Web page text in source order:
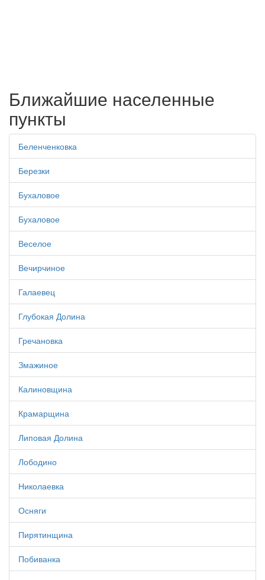
Ближайшие населенные
пункты
Беленченковка
Березки
Бухаловое
Бухаловое
Веселое
Вечирчиное
Галаевец
Глубокая Долина
Гречановка
Змажиное
Калиновщина
Крамарщина
Липовая Долина
Лободино
Николаевка
Осняги
Пирятинщина
Побиванка